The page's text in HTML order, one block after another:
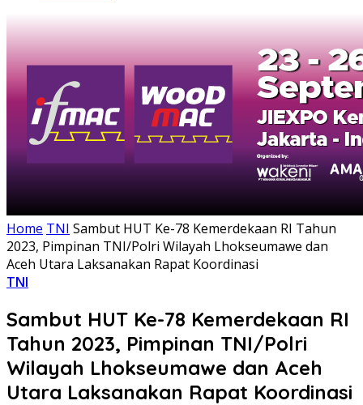
Home TNI Sambut HUT Ke-78 Kemerdekaan RI Tahun
2023, Pimpinan TNI/Polri Wilayah Lhokseumawe dan
Aceh Utara Laksanakan Rapat Koordinasi
TNI
Sambut HUT Ke-78 Kemerdekaan RI
Tahun 2023, Pimpinan TNI/Polri
Wilayah Lhokseumawe dan Aceh
Utara Laksanakan Rapat Koordinasi